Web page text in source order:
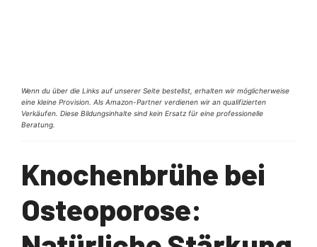
Wenn du über die Links auf unserer Seite bestellst, erhalten wir möglicherweise
eine kleine Provision. Als Amazon-Partner verdienen wir an qualifizierten
Verkäufen. Diese Bildungsinhalte sind kein Ersatz für eine professionelle
Beratung.
Knochenbrühe bei
Osteoporose: